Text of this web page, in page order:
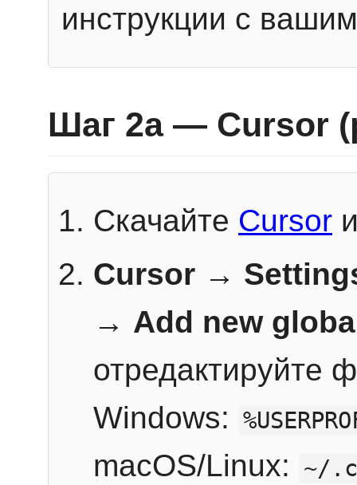
инструкции с
Шаг 2a — Cursor
Скачайте Cursor
Cursor →
→ Add new
отредактируйте
Windows:
macOS/Linux: ~/